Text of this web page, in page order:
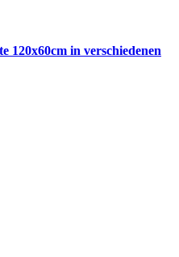
in verschiedenen